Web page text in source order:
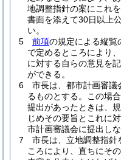
地調整指針の案にこれ
書面を添えて30日以上
い。
5
前項の規定による縦覧
で定めるところにより
に対する自らの意見を
ができる。
6
市長は、都市計画審議
るものとする。
この場
提出があったときは、
じめその要旨とこれに
市計画審議会に提出し
7
市長は、立地調整指針
ころにより、直ちにそ